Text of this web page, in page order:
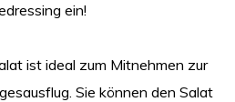
ein!
ist ideal zum Mitnehmen zur
Sie können den Salat